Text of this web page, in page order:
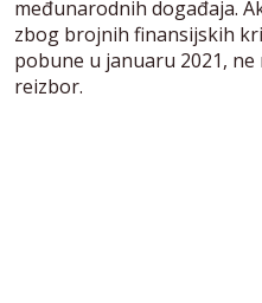
međunarodnih događaja.
zbog brojnih finansijskih
pobune u januaru 2021,
reizbor.